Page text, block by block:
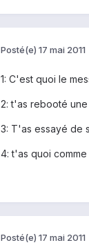
Posté(e) 17 mai 2011
1: C'est quoi le
2: t'as rebooté une
3: T'as essayé de
4: t'as quoi
Posté(e) 17 mai 2011